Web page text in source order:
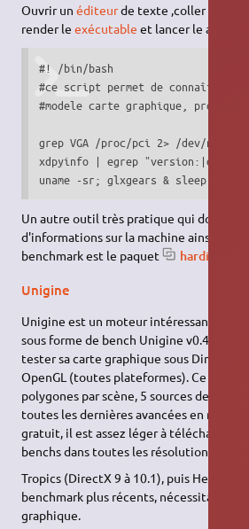
Ouvrir unéditeurde texte ,coller le code
render leexécutable et lancer le avec
#! /bin/bash
#ce script permet de connaître :
#modele carte graphique,
grep VGA /proc/pci 2> /dev/null
xdpyinfo | egrep
uname -sr; glxgears & sleep 30 ;
Un autre outil très pratique qui donne
d'informations sur la machine ainsi
benchmark est le paquet
hardinfo
Unigine
Unigine est un moteur intéressant (mais
sous forme de bench Unigine v0.4
tester sa carte graphique sous DirectX 9
OpenGL (toutes plateformes). Ce bench
polygones par scène, 5 sources de
toutes les dernières avancées en
gratuit, il est assez léger à télécharger
benchs dans toutes les résolutions…
Tropics (DirectX 9 à 10.1), puis Heaven
benchmark plus récents, nécessitant plus
graphique.